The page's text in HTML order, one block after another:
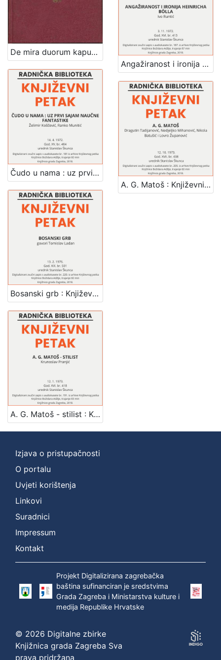
De mira duorum kaputorum metamorphosi seu Čudnovita dveh kaputov zmešarija : in memoriam tristissimae illius sed demum feliciter perpessae ultimae anni noctis : 1873 / [Onofrius Kopriva]
Čudo u nama : uz prvi sajam naučne fantastike : Književni petak, dvorana u Novinarskom domu, 14. 4. 1972., br. 404 / Želimir Koščević, Ranko Munitić ; urednik Stanislav Škunca
Bosanski grb : Književni petak, dvorana u Novinarskom domu, 13. 2. 1976., br. 501 / Tomislav Ladan ; urednik Stanislav Škunca
Angažiranost i ironija Heinricha Bölla : Književni petak, dvorana u Novinarskom domu, 3. 11. 1972., br. 413 / Ivo Runtić ; urednik Stanislav Škunca
A. G. Matoš - stilist : Književni petak, dvorana u Novinarskom domu, 12. 1. 1973., br. 418 / Krunoslav Pranjić ; urednik Stanislav Škunca
A. G. Matoš : Književni petak, dvorana u Novinarskom domu, 12. 10. 1973., br. 438 / Dragutin Tadijanović ... [et al.] ; urednik Stanislav Škunca
Izjava o pristupačnosti
O portalu
Uvjeti korištenja
Linkovi
Suradnici
Impressum
Kontakt
Projekt Digitalizirana zagrebačka
baština sufinanciran je sredstvima
Grada Zagreba i Ministarstva kulture i
medija Republike Hrvatske
© 2026 Digitalne zbirke
Knjižnica grada Zagreba Sva
prava pridržana